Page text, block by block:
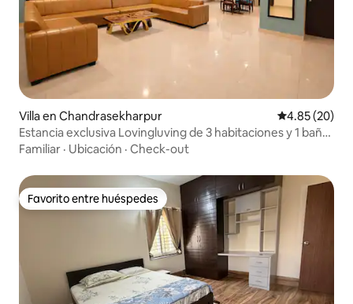
Villa en Chandrasekharpur Calificación
4.85 (20)
Estancia exclusiva Lovingluving de 3 habitaciones y 1 baño
| Vivienda espaciosa
Familiar · Ubicación · Check-out
Favorito entre huéspedes
Favorito entre huéspedes